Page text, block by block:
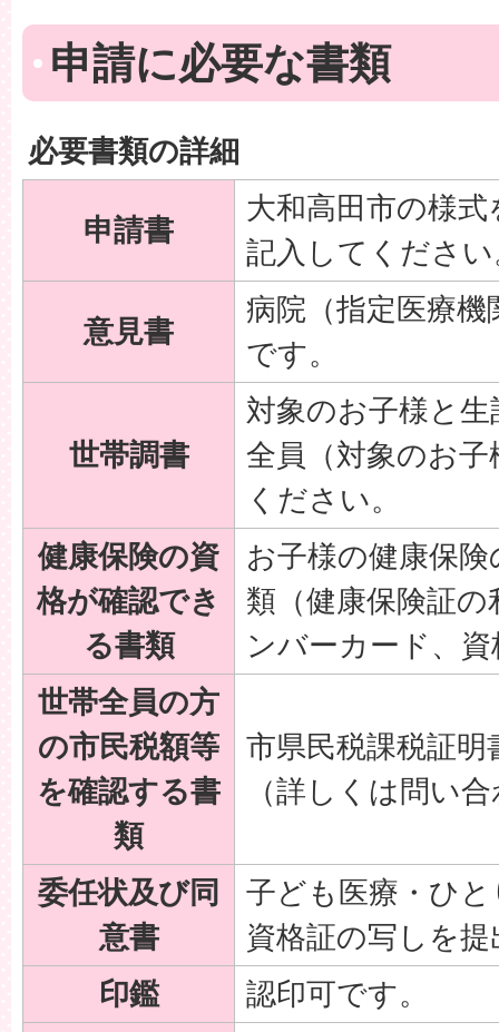
申請に必要な書類
必要書類の詳細
申請書
大和高田市の様
記入してくださ
意見書
病院（指定医療
です。
世帯調書
対象のお子様と
全員（対象のお
ください。
健康保険の資
格が確認でき
る書類
お子様の健康保
類（健康保険証
ンバーカード、
世帯全員の方
の市民税額等
を確認する書
類
市県民税課税証明
（詳しくは問い
委任状及び同
意書
子ども医療・ひ
資格証の写しを
印鑑
認印可です。